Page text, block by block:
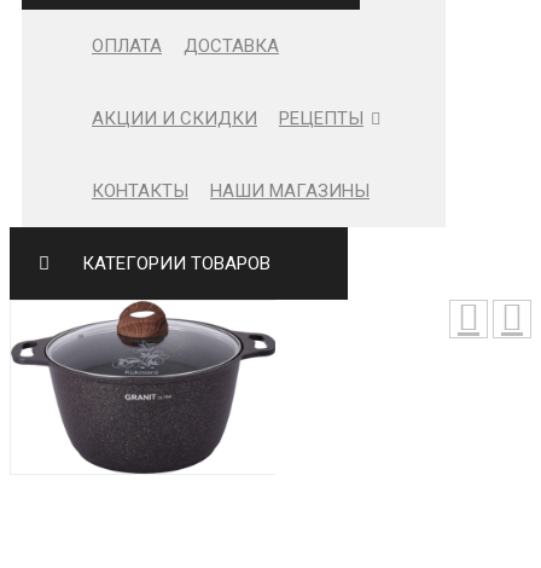
ОПЛАТА ДОСТАВКА
АКЦИИ И СКИДКИ РЕЦЕПТЫ
КОНТАКТЫ НАШИ МАГАЗИНЫ
КАТЕГОРИИ ТОВАРОВ